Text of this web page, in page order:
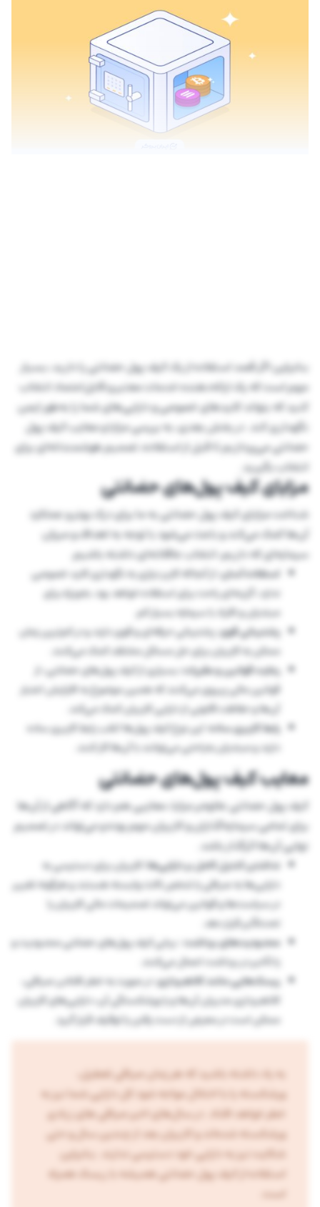
بنابراین اگر قصد استفاده از یک کیف پول حضانتی را دارید، بسیار
مهم است که یک ارائه‌دهنده خدمات معتبر و قابل‌اعتماد انتخاب
کنید که بتواند کلیدهای خصوصی و دارایی‌های شما را به‌طور ایمن
نگهداری کند. در بخش بعدی، به بررسی مزایا و معایب کیف پول
حضانتی می‌پردازیم تا قبل از استفاده، تصمیم هوشمندانه‌ای برای
انتخاب بگیرید.
مزایای کیف پول‌های حضانتی
شناخت مزایای کیف پول حضانتی به ما برای درک بهتر و عملکرد
آن‌ها کمک می‌کند و باعث می‌شود با توجه به اهداف و میزان
سرمایه‌ای که داریم، انتخاب عاقلانه‌ای داشته باشیم.
استفاده آسان: از آنجاکه کاربر نیازی به نگهداری کلید خصوصی
ندارد، گزینه‌ای راحت برای استفاده خواهد بود، به‌ویژه برای
مبتدیان و افراد با سرمایه بسیار کم.
پشتیبانی قوی: پشتیبانی حرفه‌ای و قوی دارند و در کم‌ترین زمان
ممکن به کاربران برای حل مسائل مختلف کمک می‌کنند.
رعایت قوانین و مقررات: بسیاری از کیف پول‌های حضانتی، از
قوانین مالی پیروی می‌کنند که همین موضوع به افزایش اعتبار
آن‌ها و حفاظت قانونی از دارایی کاربران کمک می‌کند.
رابط کاربری ساده: این نوع کیف پول‌ها اغلب رابط کاربری ساده
دارند و مبتدیان به‌راحتی می‌توانند با آن‌ها کار کنند.
معایب کیف پول‌های حضانتی
کیف پول حضانتی علاوه‌بر مزایا، معایبی هم دارد که آگاهی از آن‌ها
برای تمامی سرمایه‌گذاران و کاربران مهم بوده و می‌تواند در تصمیم
نهایی آن‌ها اثرگذار باشد.
نداشتن کنترل کامل بر دارایی‌ها:کاربران برای دسترسی به
دارایی‌ها به صرافی یا شخص ثالث وابسته هستند و هرگونه تغییر
در سیاست‌ها و قوانین می‌تواند تصمیمات مالی کاربران را
تحت‌تأثیر قرار دهد.
محدودیت‌های برداشت : برخی کیف پول‌های حضانتی محدودیت و
یا تأخیر در برداشت اعمال می‌کنند.
ریسک‌‌هایی مانند کلاهبرداری: در صورت به خطر افتادن صرافی،
کلاهبرداری مدیران آن‌ها و یا ورشکستگی آن، دارایی‌های کاربران
ممکن است در معرض از دست رفتن یا توقیف قرار گیرد.
به یاد داشته باشید که هر زمان صرافی تعطیل،
ورشکسته یا با اختلال مواجه شود کل دارایی شما نیز به
خطر خواهد افتاد. در سال‌های اخیر صرافی های زیادی
ورشکسته شده‌اند و کاربران بعد از چندین سال و حتی
شکایت نیز به دارایی خود دسترسی ندارند. بنابراین
استفاده از کیف پول حضانتی همیشه با ریسک همراه
است.